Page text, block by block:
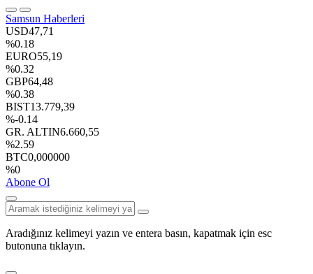
Samsun Haberleri
USD47,71
%0.18
EURO55,19
%0.32
GBP64,48
%0.38
BIST13.779,39
%-0.14
GR. ALTIN6.660,55
%2.59
BTC0,000000
%0
Abone Ol
Aradığınız kelimeyi yazın ve entera basın, kapatmak için esc
butonuna tıklayın.